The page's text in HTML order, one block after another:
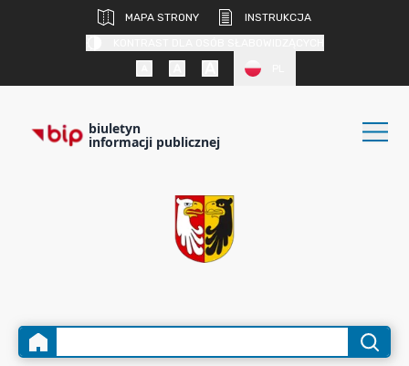
MAPA STRONY
INSTRUKCJA
biuletyn
informacji publicznej